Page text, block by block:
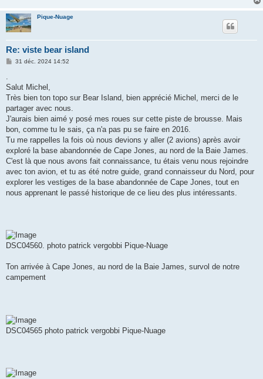
Pique-Nuage
Re: viste bear island
M
a
g
31 déc. 2024 14:52
Salut Michel,
Très bien ton topo sur Bear Island, bien apprécié Michel, merci de le
partager avec nous.
J'aurais bien aimé y posé mes roues sur cette piste de brousse. Mais
bon, comme tu le sais, ça n'a pas pu se faire en 2016.
Tu me rappelles la fois où nous devions y aller (2 avions) après avoir
exploré la base abandonnée de Cape Jones, au nord de la Baie James.
C'est là que nous avons fait connaissance, tu étais venu nous rejoindre
avec ton avion, et tu as été notre guide, grand connaisseur du Nord, pour
explorer les vestiges de la base abandonnée de Cape Jones, tout en
nous apprenant le passé historique de ce lieu des plus intéressants.
DSC04560. photo patrick vergobbi Pique-Nuage
Ton arrivée à Cape Jones, au nord de la Baie James, survol de notre
campement
DSC04565 photo patrick vergobbi Pique-Nuage